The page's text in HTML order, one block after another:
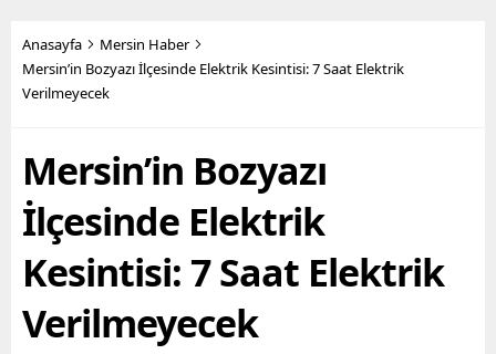
Başkanı Vahap Seçer’in
öncülüğünde hayata
geçirilen hizmetler ile
alabilmesine destek
olmayı hedefleyen
Büyükşehir...
ekipleri, son olarak Bahçe
Anasayfa
Mersin Haber
Mersin’in Bozyazı İlçesinde Elektrik Kesintisi: 7 Saat Elektrik
Verilmeyecek
Mersin’in Bozyazı
İlçesinde Elektrik
Kesintisi: 7 Saat Elektrik
Verilmeyecek